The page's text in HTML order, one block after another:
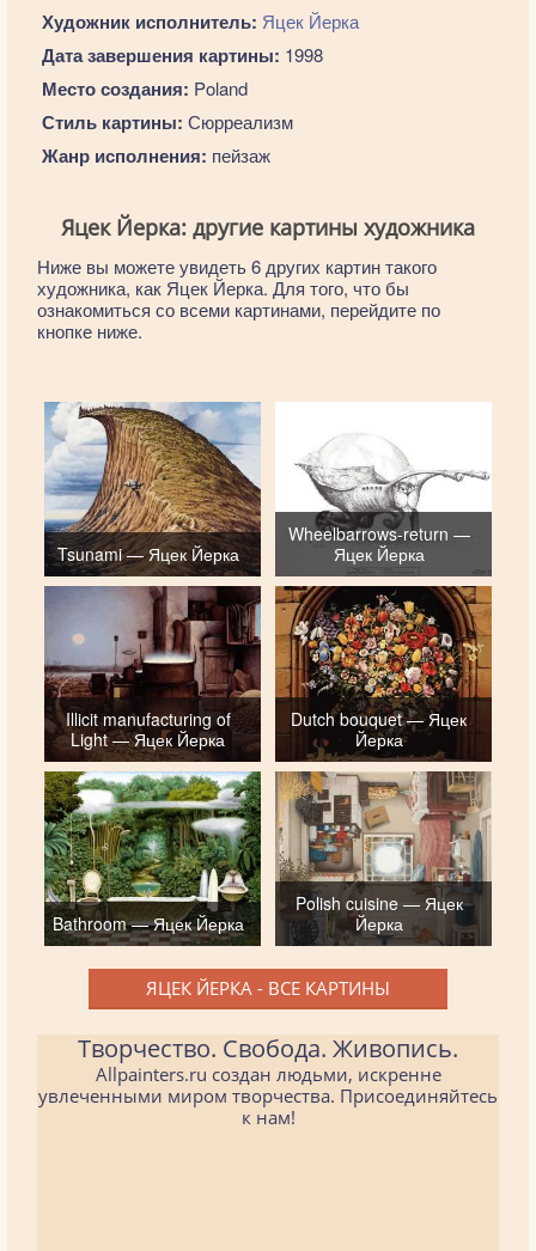
Художник исполнитель: Яцек Йерка
Дата завершения картины: 1998
Место создания: Poland
Стиль картины: Сюрреализм
Жанр исполнения: пейзаж
Яцек Йерка: другие картины художника
Ниже вы можете увидеть 6 других картин такого
художника, как Яцек Йерка. Для того, что бы
ознакомиться со всеми картинами, перейдите по
кнопке ниже.
Tsunami — Яцек Йерка
Wheelbarrows-return —
Яцек Йерка
Illicit manufacturing of
Light — Яцек Йерка
Dutch bouquet — Яцек
Йерка
Bathroom — Яцек Йерка
Polish cuisine — Яцек
Йерка
ЯЦЕК ЙЕРКА - ВСЕ КАРТИНЫ
Творчество. Свобода. Живопись.
Allpainters.ru создан людьми, искренне
увлеченными миром творчества. Присоединяйтесь
к нам!